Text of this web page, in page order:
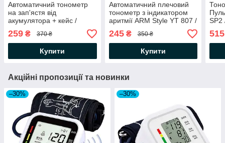
Автоматичний тонометр
на зап'ястя від
акумулятора + кейс /
Цифровий тонометр для
вимірювання тиску
259 ₴ 370 ₴
Купити
Автоматичний плечовий
тонометр з індикатором
аритмії ARM Style YT 807 /
Електронний вимірювач
тиску
245₴ 350 ₴
Купити
SP2
Акційні пропозиції та новинки
–30% –30%